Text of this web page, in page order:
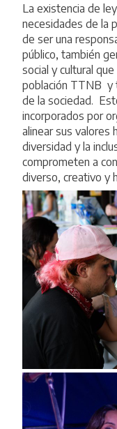
La existencia de
necesidades de la
de ser una
público, también
social y cultural
población TTNB y
de la sociedad.
incorporados por
alinear sus valores
diversidad y la
comprometen a
diverso, creativo y